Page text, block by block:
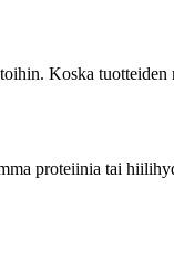
Koska tuotteiden
proteiinia tai